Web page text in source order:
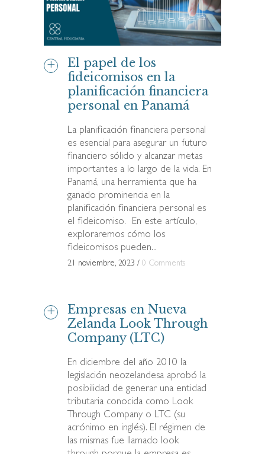
El papel de los
fideicomisos en la
planificación financiera
personal en Panamá
La planificación financiera personal
es esencial para asegurar un futuro
financiero sólido y alcanzar metas
importantes a lo largo de la vida. En
Panamá, una herramienta que ha
ganado prominencia en la
planificación financiera personal es
el fideicomiso. En este artículo,
exploraremos cómo los
fideicomisos pueden...
21 noviembre, 2023 / 0 Comments
Empresas en Nueva
Zelanda Look Through
Company (LTC)
En diciembre del año 2010 la
legislación neozelandesa aprobó la
posibilidad de generar una entidad
tributaria conocida como Look
Through Company o LTC (su
acrónimo en inglés). El régimen de
las mismas fue llamado look